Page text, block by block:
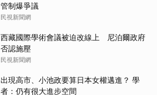
管制爆爭議
民視新聞網
西藏國際學術會議被迫改線上 尼泊爾政府
否認施壓
民視新聞網
出現高市、小池政要算日本女權邁進？ 學
者：仍有很大進步空間